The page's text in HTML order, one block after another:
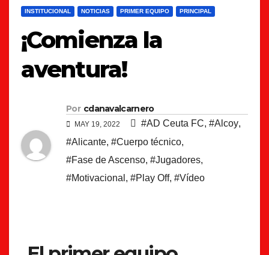
INSTITUCIONAL NOTICIAS PRIMER EQUIPO PRINCIPAL
¡Comienza la
aventura!
Por cdanavalcarnero
MAY 19, 2022 #AD Ceuta FC, #Alcoy,
#Alicante, #Cuerpo técnico,
#Fase de Ascenso, #Jugadores,
#Motivacional , #Play Off, #Vídeo